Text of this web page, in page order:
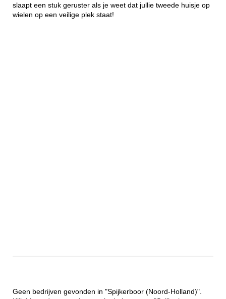
slaapt een stuk geruster als je weet dat jullie tweede huisje op
wielen op een veilige plek staat!
Geen bedrijven gevonden in "Spijkerboor (Noord-Holland)".